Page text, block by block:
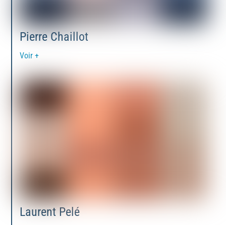
Pierre Chaillot
Voir +
Laurent Pelé